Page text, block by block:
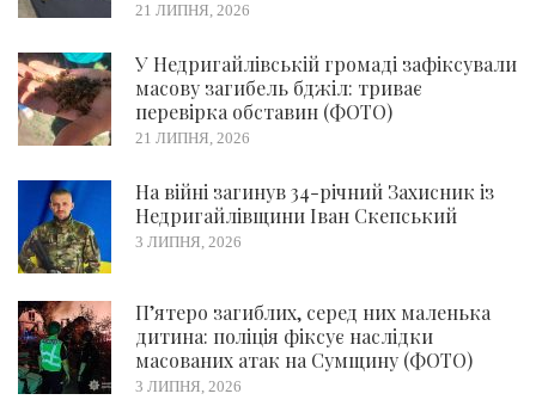
21 ЛИПНЯ, 2026
У Недригайлівській громаді зафіксували
масову загибель бджіл: триває
перевірка обставин (ФОТО)
21 ЛИПНЯ, 2026
На війні загинув 34-річний Захисник із
Недригайлівщини Іван Скепський
3 ЛИПНЯ, 2026
П’ятеро загиблих, серед них маленька
дитина: поліція фіксує наслідки
масованих атак на Сумщину (ФОТО)
3 ЛИПНЯ, 2026